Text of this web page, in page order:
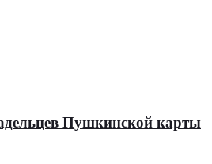
Пушкинской карты